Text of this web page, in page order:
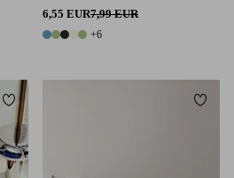
6,55 EUR7,99 EUR
11 värejä
+6
Lisää suosikkeihin Lisää